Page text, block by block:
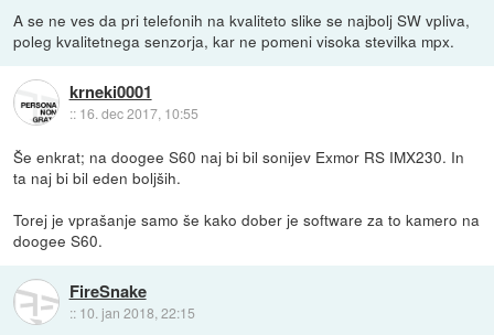
A se ne ves da pri telefonih na kvaliteto slike se najbolj SW vpliva,
poleg kvalitetnega senzorja, kar ne pomeni visoka stevilka mpx.
krneki0001
:: 16. dec 2017, 10:55
Še enkrat; na doogee S60 naj bi bil sonijev Exmor RS IMX230. In
ta naj bi bil eden boljših.
Torej je vprašanje samo še kako dober je software za to kamero na
doogee S60.
FireSnake
:: 10. jan 2018, 22:15